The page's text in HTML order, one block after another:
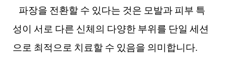
파장을 전환할 수 있다는 것은 모발과 피부 특
성이 서로 다른 신체의 다양한 부위를 단일 세션
으로 최적으로 치료할 수 있음을 의미합니다.